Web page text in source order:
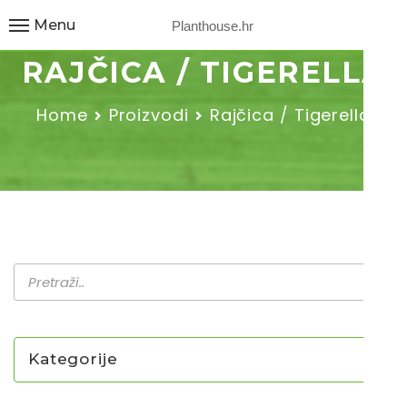
Planthouse.hr
Menu
RAJČICA / TIGERELLA
Home Proizvodi Rajčica / Tigerella
Kategorije